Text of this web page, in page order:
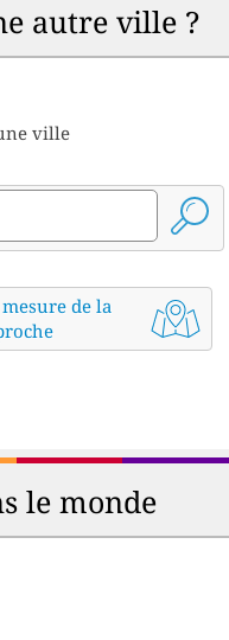
autre ville ?
ville
de la
le monde